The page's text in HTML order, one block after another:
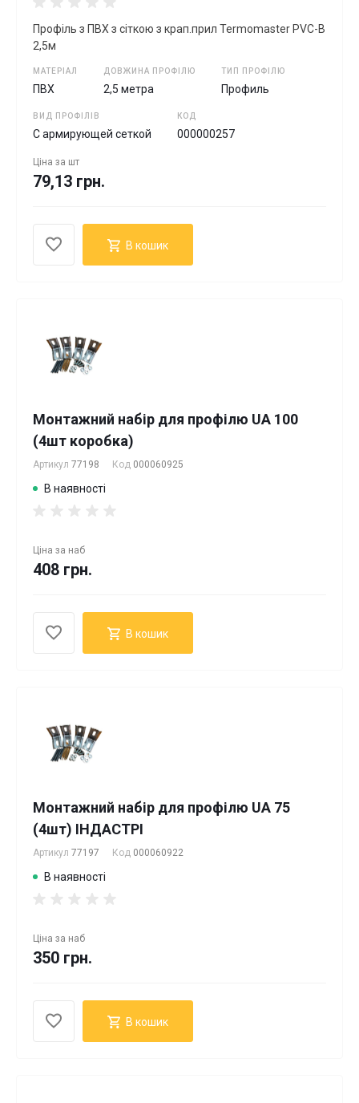
Профіль з ПВХ з сіткою з крап.прил Termomaster PVC-B
2,5м
МАТЕРІАЛ
ПВХ
ДОВЖИНА ПРОФІЛЮ
2,5 метра
ТИП ПРОФІЛЮ
Профиль
ВИД ПРОФІЛІВ
С армирующей сеткой
КОД
000000257
Ціна за шт
79,13 грн.
В кошик
Монтажний набір для профілю UA 100
(4шт коробка)
Артикул 77198 Код 000060925
В наявності
Ціна за наб
408 грн.
В кошик
Монтажний набір для профілю UA 75
(4шт) ІНДАСТРІ
Артикул 77197 Код 000060922
В наявності
Ціна за наб
350 грн.
В кошик